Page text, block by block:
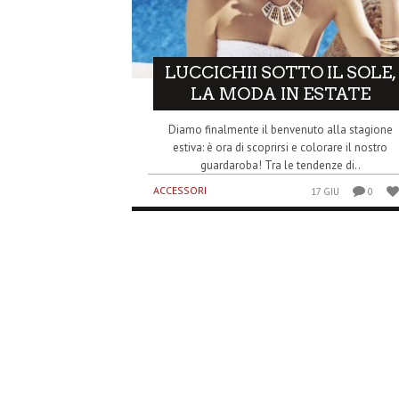
LUCCICHII SOTTO IL SOLE,
LA MODA IN ESTATE
Diamo finalmente il benvenuto alla stagione
estiva: è ora di scoprirsi e colorare il nostro
guardaroba! Tra le tendenze di..
ACCESSORI 17 GIU 0